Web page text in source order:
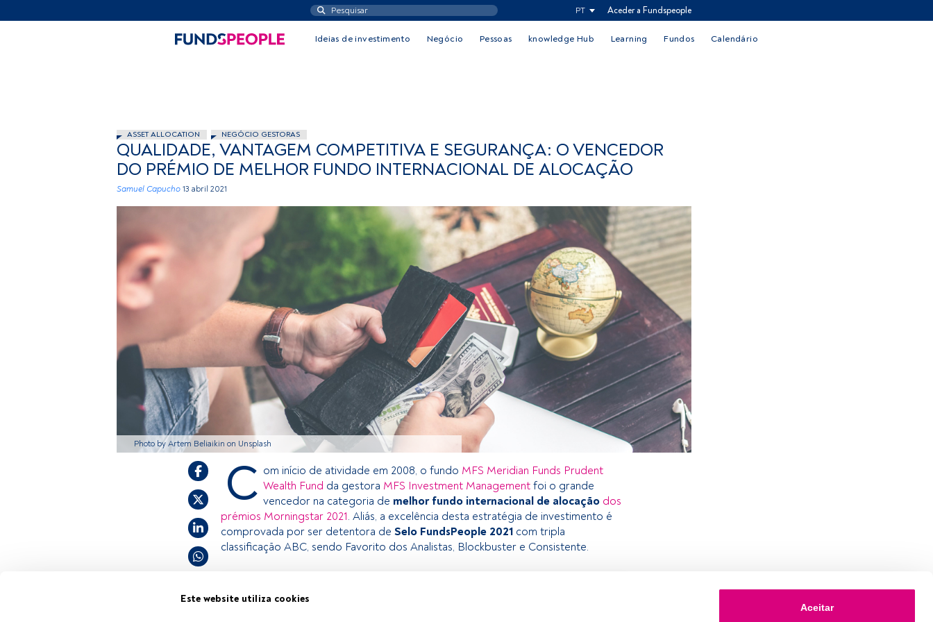
Este website utiliza cookies
Aceitar
PT Aceder a Fundspeople
Ideias de investimento Negócio Pessoas knowledge Hub Learning Fundos Calendário
ASSET ALLOCATION NEGÓCIO GESTORAS
QUALIDADE, VANTAGEM COMPETITIVA E SEGURANÇA: O VENCEDOR
DO PRÉMIO DE MELHOR FUNDO INTERNACIONAL DE ALOCAÇÃO
Samuel Capucho 13 abril 2021
Photo by Artem Beliaikin on Unsplash
C om início de atividade em 2008, o fundo MFS Meridian Funds Prudent
Wealth Fund da gestora MFS Investment Management foi o grande
vencedor na categoria de melhor fundo internacional de alocação dos
prémios Morningstar 2021. Aliás, a excelência desta estratégia de investimento é
comprovada por ser detentora de Selo FundsPeople 2021 com tripla
classificação ABC, sendo Favorito dos Analistas, Blockbuster e Consistente.
Este é um artigo exclusivo para os utilizadores registados da FundsPeople. Se já